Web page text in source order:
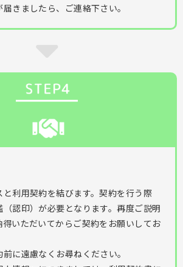
きましたら、ご連絡下さい。
利用契約を結びます。契約を行う際
（認印）が必要となります。再度ご説明
いただいてからご契約をお願いしてお
に遠慮なくお尋ねください。